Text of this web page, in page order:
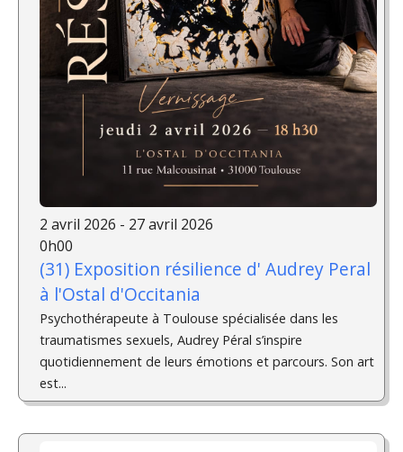
2 avril 2026 - 27 avril 2026
0h00
(31) Exposition résilience d'­ Audrey Peral
à l'Ostal d'Occitania
Psychothérapeute à Toulouse spécialisée dans les
traumatismes sexuels, Audrey Péral s’inspire
quotidiennement de leurs émotions et parcours. Son art
est...